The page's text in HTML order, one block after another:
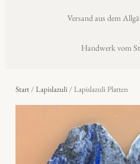
Versand aus dem
Handwerk vom
Start/Lapislazuli/ Lapislazuli Platten